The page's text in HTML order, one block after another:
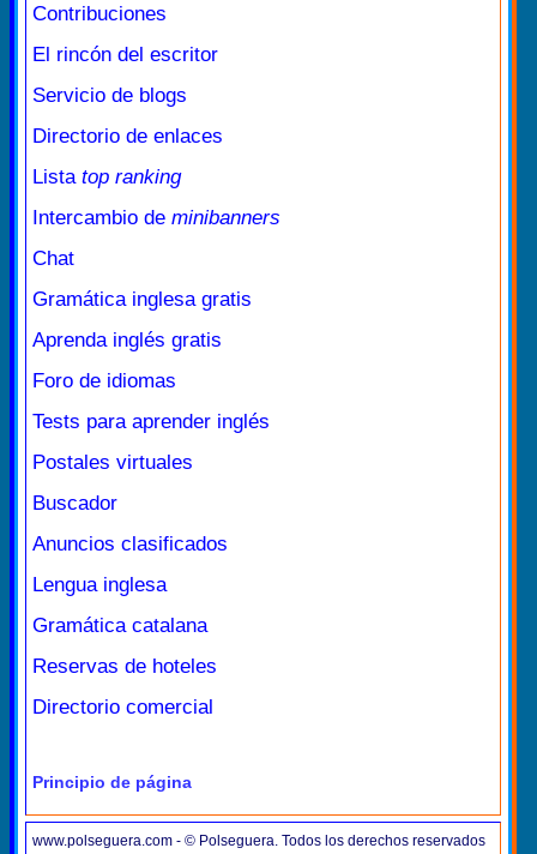
Contribuciones
El rincón del escritor
Servicio de blogs
Directorio de enlaces
Lista top ranking
Intercambio de minibanners
Chat
Gramática inglesa gratis
Aprenda inglés gratis
Foro de idiomas
Tests para aprender inglés
Postales virtuales
Buscador
Anuncios clasificados
Lengua inglesa
Gramática catalana
Reservas de hoteles
Directorio comercial
Principio de página
www.polseguera.com - © Polseguera. Todos los derechos reservados